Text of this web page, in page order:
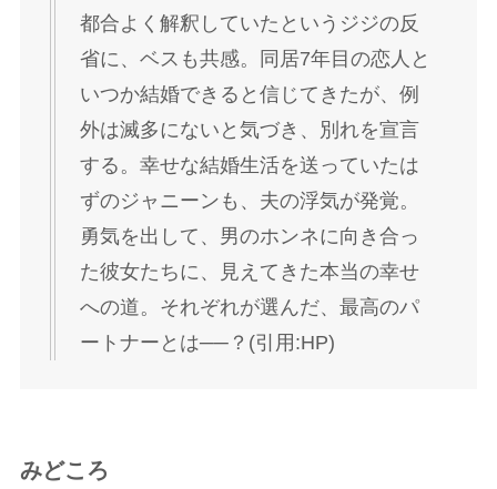
都合よく解釈していたというジジの反
省に、ベスも共感。同居7年目の恋人と
いつか結婚できると信じてきたが、例
外は滅多にないと気づき、別れを宣言
する。幸せな結婚生活を送っていたは
ずのジャニーンも、夫の浮気が発覚。
勇気を出して、男のホンネに向き合っ
た彼女たちに、見えてきた本当の幸せ
への道。それぞれが選んだ、最高のパ
ートナーとは──？(引用:HP)
みどころ